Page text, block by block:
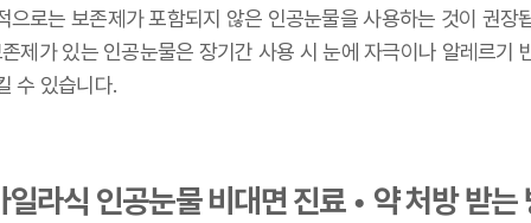
으로는 보존제가 포함되지 않은 인공눈물을 사용하는 것이 권장
제가 있는 인공눈물은 장기간 사용 시 눈에 자극이나 알레르기
수 있습니다.
일라식 인공눈물 비대면 진료 • 약 처방 받는